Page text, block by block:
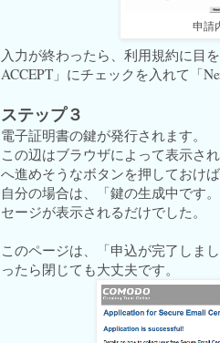
申請
入力が終わったら、利用規約に目
ACCEPT」にチェックを入れて「
ステップ３
電子証明書の鍵が発行されます。
この辺はブラウザによって表示さ
へ進めそうなボタンを押しておけば
自分の場合は、「鍵の生成中です
セージが表示されるだけでした。
このページは、「申込が完了しま
ったら閉じても大丈夫です。